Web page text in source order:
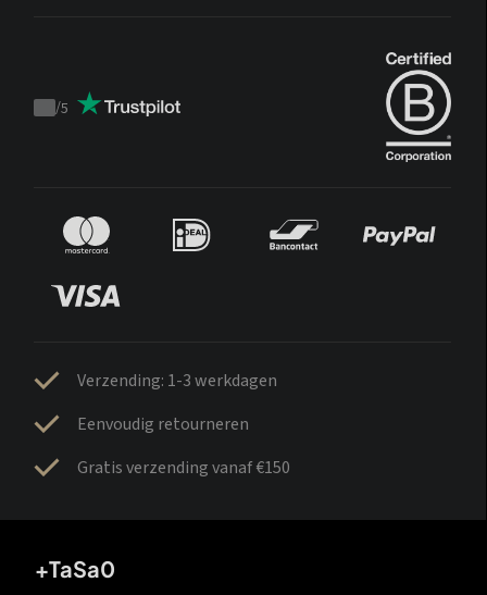
Trustpilot
/5
Verzending: 1-3 werkdagen
Eenvoudig retourneren
Gratis verzending vanaf €150
+TaSa0